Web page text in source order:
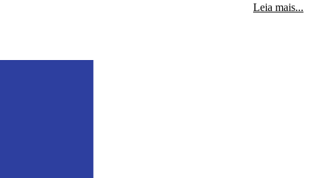
Leia mais...